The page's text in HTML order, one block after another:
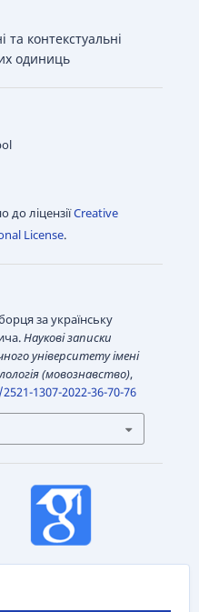
та контекстуальні
одиниць
до ліцензіїCreative
License.
за українську
Наукові записки
університету імені
(мовознавство),
1307-2022-36-70-76